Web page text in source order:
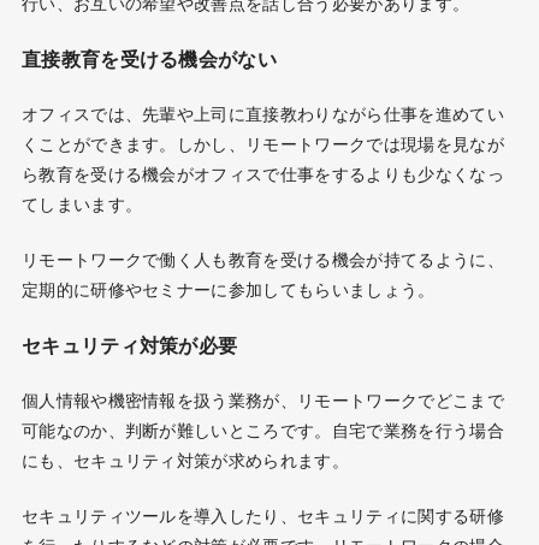
直接教育を受ける機会がない
オフィスでは、先輩や上司に直接教わりながら仕事を進めてい
くことができます。しかし、リモートワークでは現場を見なが
ら教育を受ける機会がオフィスで仕事をするよりも少なくなっ
てしまいます。
リモートワークで働く人も教育を受ける機会が持てるように、
定期的に研修やセミナーに参加してもらいましょう。
セキュリティ対策が必要
個人情報や機密情報を扱う業務が、リモートワークでどこまで
可能なのか、判断が難しいところです。自宅で業務を行う場合
にも、セキュリティ対策が求められます。
セキュリティツールを導入したり、セキュリティに関する研修